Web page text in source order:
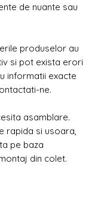
de nuante sau
produselor au
si pot exista erori
informatii exacte
ne.
asamblare.
rapida si usoara,
pe baza
din colet.